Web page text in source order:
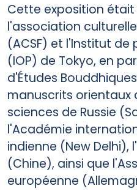
Cette exposition
l'association
(ACSF) et l'Institut
(IOP) de Tokyo, en
d'Études
manuscrits orientaux
sciences de Russie
l'Académie
indienne (New Delhi),
(Chine), ainsi que
européenne